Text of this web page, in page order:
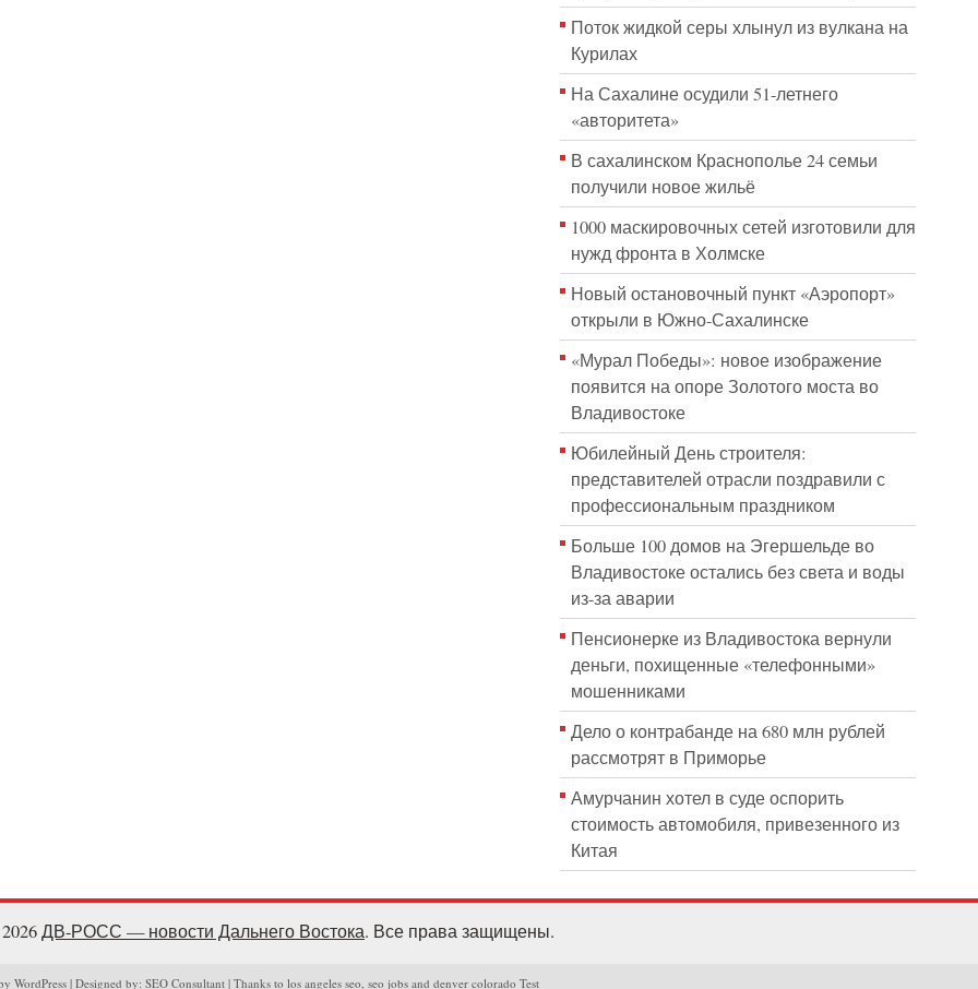
Поток жидкой серы хлынул из вулкана на
Курилах
На Сахалине осудили 51-летнего
«авторитета»
В сахалинском Краснополье 24 семьи
получили новое жильё
1000 маскировочных сетей изготовили для
нужд фронта в Холмске
Новый остановочный пункт «Аэропорт»
открыли в Южно-Сахалинске
«Мурал Победы»: новое изображение
появится на опоре Золотого моста во
Владивостоке
Юбилейный День строителя:
представителей отрасли поздравили с
профессиональным праздником
Больше 100 домов на Эгершельде во
Владивостоке остались без света и воды
из-за аварии
Пенсионерке из Владивостока вернули
деньги, похищенные «телефонными»
мошенниками
Дело о контрабанде на 680 млн рублей
рассмотрят в Приморье
Амурчанин хотел в суде оспорить
стоимость автомобиля, привезенного из
Китая
ДВ-РОСС — новости Дальнего Востока. Все права защищены.
WordPress | Designed by: SEO Consultant | Thanks to los angeles seo, seo jobs and denver colorado Test